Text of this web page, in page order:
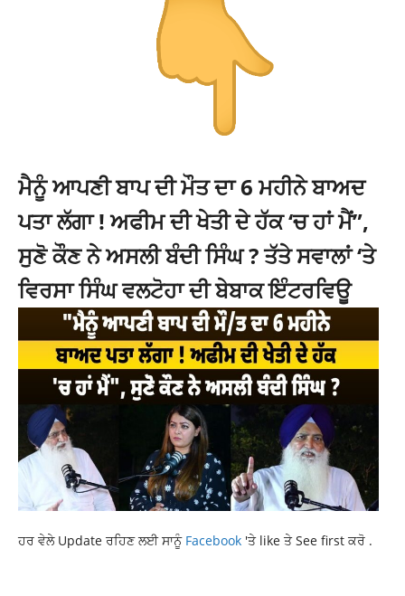
ਮੈਨੂੰ ਆਪਣੀ ਬਾਪ ਦੀ ਮੌਤ ਦਾ 6 ਮਹੀਨੇ ਬਾਅਦ
ਪਤਾ ਲੱਗਾ ! ਅਫੀਮ ਦੀ ਖੇਤੀ ਦੇ ਹੱਕ ‘ਚ ਹਾਂ ਮੈਂ”,
ਸੁਣੋ ਕੌਣ ਨੇ ਅਸਲੀ ਬੰਦੀ ਸਿੰਘ ? ਤੱਤੇ ਸਵਾਲਾਂ ‘ਤੇ
ਵਿਰਸਾ ਸਿੰਘ ਵਲਟੋਹਾ ਦੀ ਬੇਬਾਕ ਇੰਟਰਵਿਊ
ਹਰ ਵੇਲੇ Update ਰਹਿਣ ਲਈ ਸਾਨੂੰ Facebook 'ਤੇ like ਤੇ See first ਕਰੋ .